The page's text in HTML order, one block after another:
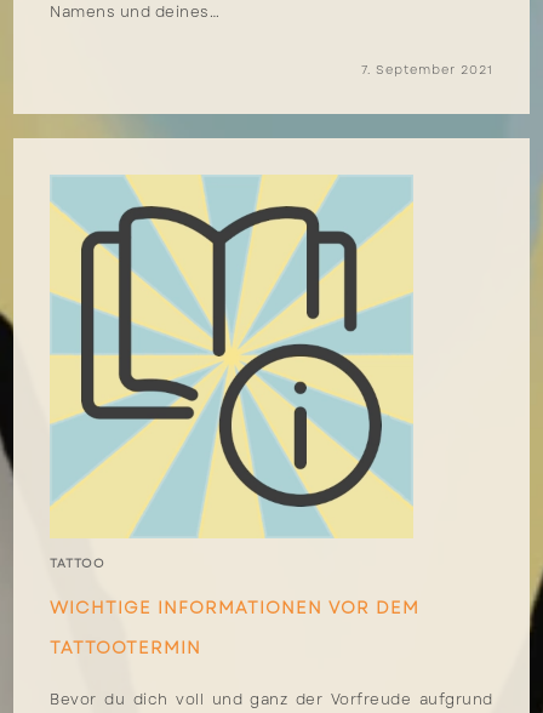
Namens und deines…
7. September 2021
TATTOO
WICHTIGE INFORMATIONEN VOR DEM
TATTOOTERMIN
Bevor du dich voll und ganz der Vorfreude aufgrund